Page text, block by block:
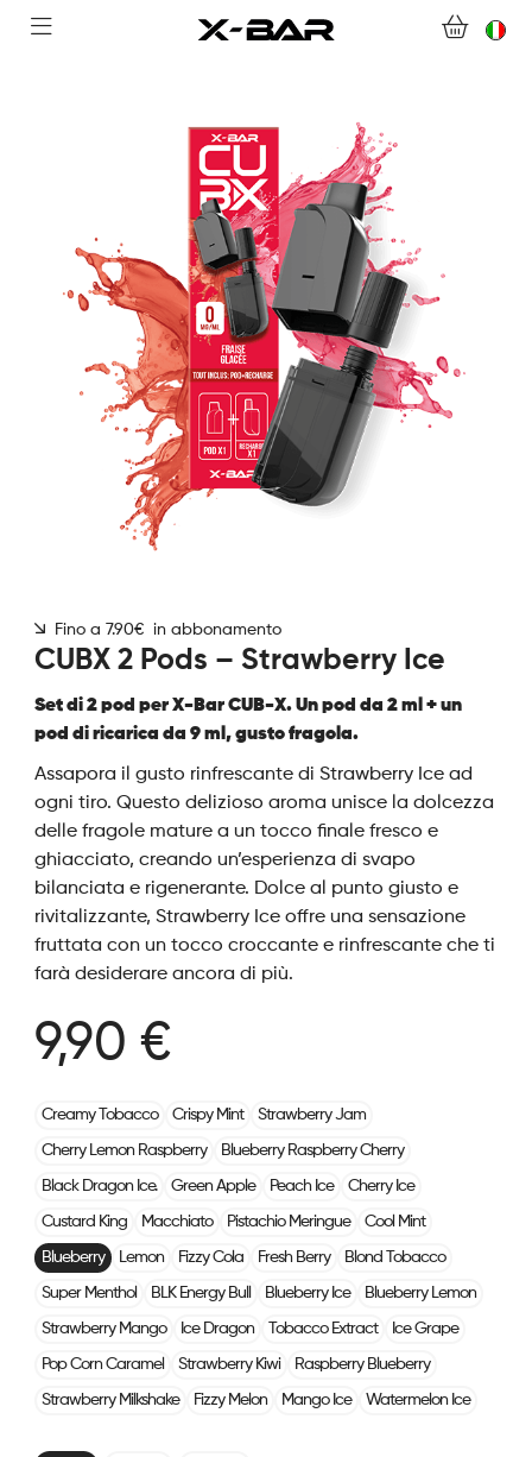
CONTATTACI
DOMANDE FREQUENTI
DIVENTA UN GROSSISTA X-BAR
IL MIO ACCOUNT
Fino a 7.90€ in abbonamento
CUBX 2 Pods – Strawberry Ice
Set di 2 pod per X-Bar CUB-X. Un pod da 2 ml + un
pod di ricarica da 9 ml, gusto fragola.
Assapora il gusto rinfrescante di Strawberry Ice ad
ogni tiro. Questo delizioso aroma unisce la dolcezza
delle fragole mature a un tocco finale fresco e
ghiacciato, creando un’esperienza di svapo
bilanciata e rigenerante. Dolce al punto giusto e
rivitalizzante, Strawberry Ice offre una sensazione
fruttata con un tocco croccante e rinfrescante che ti
farà desiderare ancora di più.
9,90 €
Creamy Tobacco Crispy Mint Strawberry Jam
Cherry Lemon Raspberry Blueberry Raspberry Cherry
Black Dragon Ice. Green Apple Peach Ice Cherry Ice
Custard King Macchiato Pistachio Meringue Cool Mint
Blueberry Lemon Fizzy Cola Fresh Berry Blond Tobacco
Super Menthol BLK Energy Bull Blueberry Ice Blueberry Lemon
Strawberry Mango Ice Dragon Tobacco Extract Ice Grape
Pop Corn Caramel Strawberry Kiwi Raspberry Blueberry
Strawberry Milkshake Fizzy Melon Mango Ice Watermelon Ice